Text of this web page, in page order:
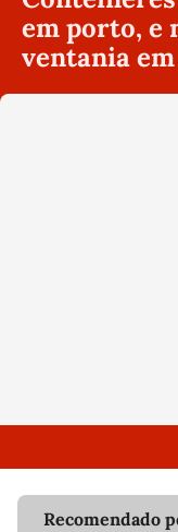
em porto, e
ventania
Recomendado